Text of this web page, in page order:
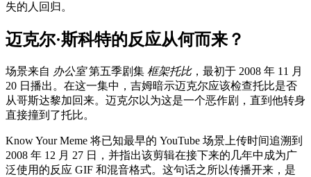
失的人回归。
迈克尔·斯科特的反应从何而来？
场景来自 办公室第五季剧集 框架托比，最初于 2008 年 11 月
20 日播出。在这一集中，吉姆暗示迈克尔应该检查托比是否
从哥斯达黎加回来。迈克尔以为这是一个恶作剧，直到他转身
直接撞到了托比。
Know Your Meme 将已知最早的 YouTube 场景上传时间追溯到
2008 年 12 月 27 日，并指出该剪辑在接下来的几年中成为广
泛使用的反应 GIF 和混音格式。这句话之所以传播开来，是